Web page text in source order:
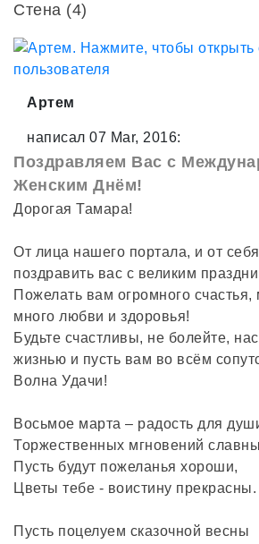
Стена (4)
Артем
написал 07 Mar, 2016:
Поздравляем Вас с
Женским Днём!
Дорогая Тамара!
От лица нашего портала, и от
поздравить вас с великим
Пожелать вам огромного счастья,
много любви и здоровья!
Будьте счастливы, не болейте,
жизнью и пусть вам во всём
Волна Удачи!
Восьмое марта – радость для
Торжественных мгновений
Пусть будут пожеланья хороши,
Цветы тебе - воистину прекрасны.
Пусть поцелуем сказочной весны